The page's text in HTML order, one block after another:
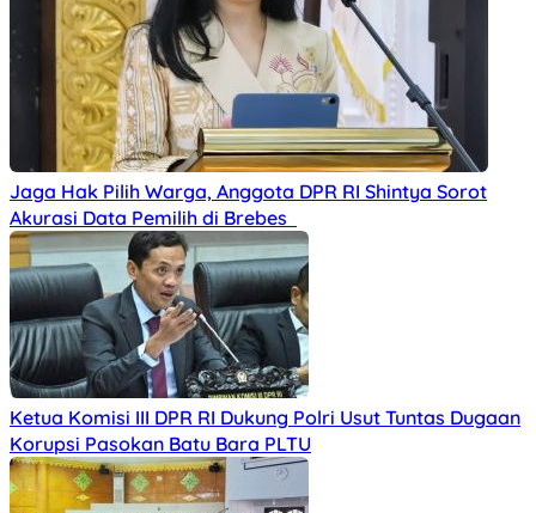
Jaga Hak Pilih Warga, Anggota DPR RI Shintya Sorot
Akurasi Data Pemilih di Brebes
Ketua Komisi III DPR RI Dukung Polri Usut Tuntas Dugaan
Korupsi Pasokan Batu Bara PLTU